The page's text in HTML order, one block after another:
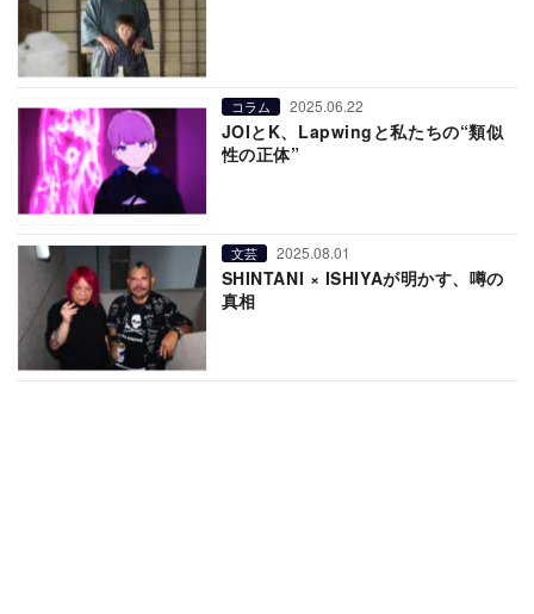
コラム 2025.06.22
JOIとK、Lapwingと私たちの“類似
性の正体”
文芸 2025.08.01
SHINTANI × ISHIYAが明かす、噂の
真相